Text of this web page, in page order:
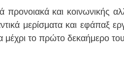
προνοιακά και κοινωνικής
μερίσματα και εφάπαξ
μέχρι το πρώτο δεκαήμερο